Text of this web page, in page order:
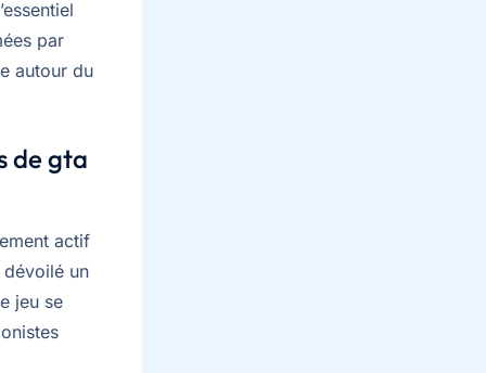
par
autour du
de gta
actif
dévoilé un
jeu se